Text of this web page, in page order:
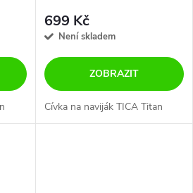
699 Kč
Není skladem
ZOBRAZIT
Cívka na naviják TICA Titan